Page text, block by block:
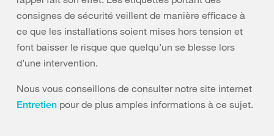
consignes de sécurité veillent de manière efficace à
ce que les installations soient mises hors tension et
font baisser le risque que quelqu’un se blesse lors
d’une intervention.
Nous vous conseillons de consulter notre site internet
Entretien pour de plus amples informations à ce sujet.